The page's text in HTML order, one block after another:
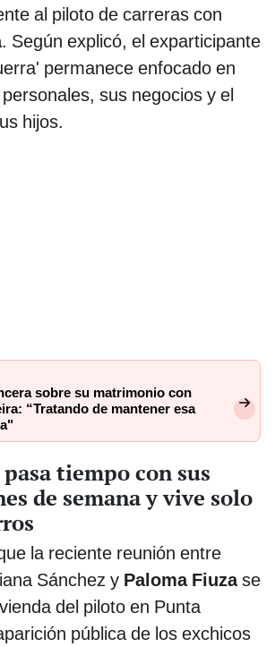
al piloto de carreras con
. Según explicó, el exparticipante
permanece enfocado en
sus negocios y el
hijos.
sobre su matrimonio con
“Tratando de mantener esa
tiempo con sus
de semana y vive solo
la reciente reunión entre
Sánchez y Paloma Fiuzase
del piloto en Punta
pública de los exchicos